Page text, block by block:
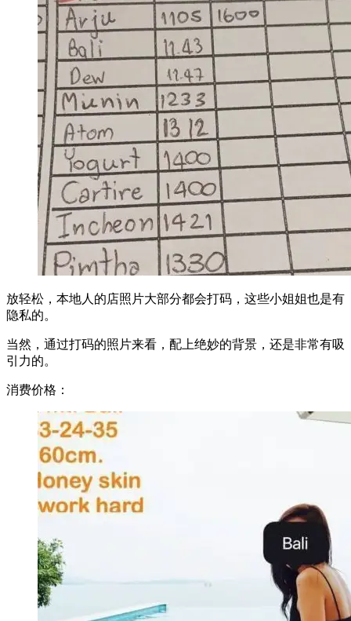
放轻松，本地人的店照片大部分都会打码，这些小姐姐也是有
隐私的。
当然，通过打码的照片来看，配上绝妙的背景，还是非常有吸
引力的。
消费价格：